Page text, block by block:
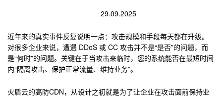
29.09.2025
近年来的真实事件反复说明一点：攻击规模和手段每天都在升级。
对很多企业来说，遭遇 DDoS 或 CC 攻击并不是“是否”的问题，而
是“何时”的问题。关键在于当攻击来临时，您的系统能否在最短时间
内“隔离攻击、保护正常流量、维持业务”。
火盾云的高防CDN，从设计之初就是为了让企业在攻击面前保持业